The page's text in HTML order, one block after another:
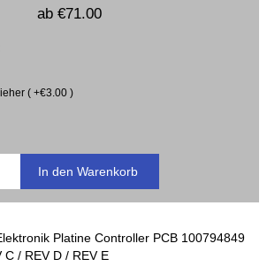
ab €71.00
( +€3.00 )
Platine Controller PCB 100794849
C / REV D / REV E